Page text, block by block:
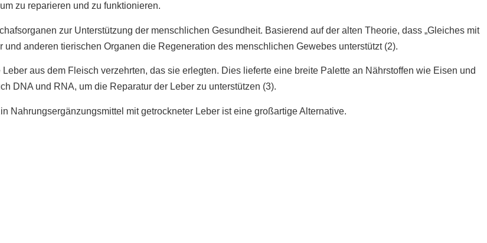
zu reparieren und zu funktionieren.
zur Unterstützung der menschlichen Gesundheit. Basierend auf der alten Theorie, dass „Gleiches mit
anderen tierischen Organen die Regeneration des menschlichen Gewebes unterstützt (2).
aus dem Fleisch verzehrten, das sie erlegten. Dies lieferte eine breite Palette an Nährstoffen wie Eisen und
DNA und RNA, um die Reparatur der Leber zu unterstützen (3).
Nahrungsergänzungsmittel mit getrockneter Leber ist eine großartige Alternative.